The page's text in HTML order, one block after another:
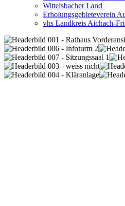
Wittelsbacher Land
Erholungsgebieteverein
vhs Landkreis Aichach-